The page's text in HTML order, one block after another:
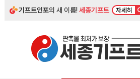
기프트인포의 새 이름!세종기프트 자세히